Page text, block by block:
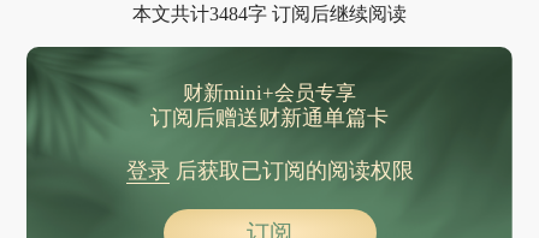
本文共计3484字 订阅后继续阅读
财新mini+会员专享
订阅后赠送财新通单篇卡
登录后获取已订阅的阅读权限
订阅